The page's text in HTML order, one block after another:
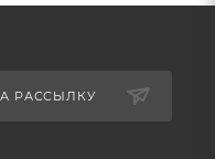
РАССЫЛКУ